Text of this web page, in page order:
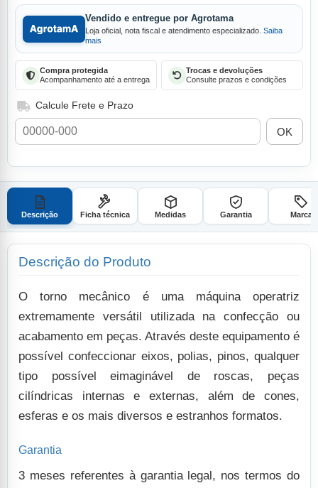
Vendido e entregue por Agrotama
Loja oficial, nota fiscal e atendimento especializado. Saiba
mais
Compra protegida
Acompanhamento até a entrega
Trocas e devoluções
Consulte prazos e condições
Calcule Frete e Prazo
OK
Descrição Ficha técnica Medidas Garantia Marca
Descrição do Produto
O torno mecânico é uma máquina operatriz
extremamente versátil utilizada na confecção ou
acabamento em peças. Através deste equipamento é
possível confeccionar eixos, polias, pinos, qualquer
tipo possível eimaginável de roscas, peças
cilíndricas internas e externas, além de cones,
esferas e os mais diversos e estranhos formatos.
Garantia
3 meses referentes à garantia legal, nos termos do